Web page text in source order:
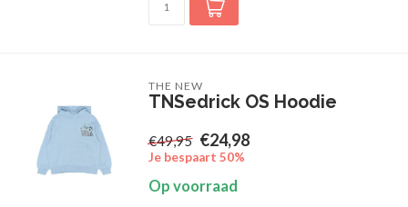
THE NEW
TNSedrick OS Hoodie
€49,95 €24,98
Je bespaart 50%
Op voorraad